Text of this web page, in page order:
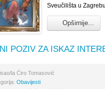
Sveučilišta u Zagrebu.
Opširnije...
POZIV ZA ISKAZ
la Ćiro Tomasović
Obavijesti